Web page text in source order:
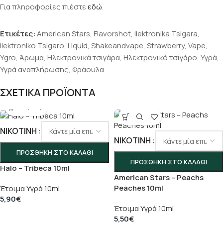
Για πληροφορίες πιέστεεδώ.
Ετικέτες:American Stars, Flavorshot, Ilektronika Tsigara,
Ilektroniko Tsigaro, Liquid, Shakeandvape, Strawberry, Vape,
Ygro, Άρωμα, Ηλεκτρονικά τσιγάρα, Ηλεκτρονικό τσιγάρο, Υγρά,
Υγρά αναπλήρωσης, Φράουλα
ΣΧΕΤΙΚΑ ΠΡΟΪΟΝΤΑ
ΝΙΚΟΤΊΝΗ
ΠΡΟΣΘΉΚΗ ΣΤΟ ΚΑΛΆΘΙ
Halo – Tribeca 10ml
Έτοιμα Υγρά 10ml
5,90€
ΝΙΚΟΤΊΝΗ
ΠΡΟΣΘΉΚΗ ΣΤΟ ΚΑΛΆΘΙ
American Stars – Peachs
Peaches 10ml
Έτοιμα Υγρά 10ml
5,50€